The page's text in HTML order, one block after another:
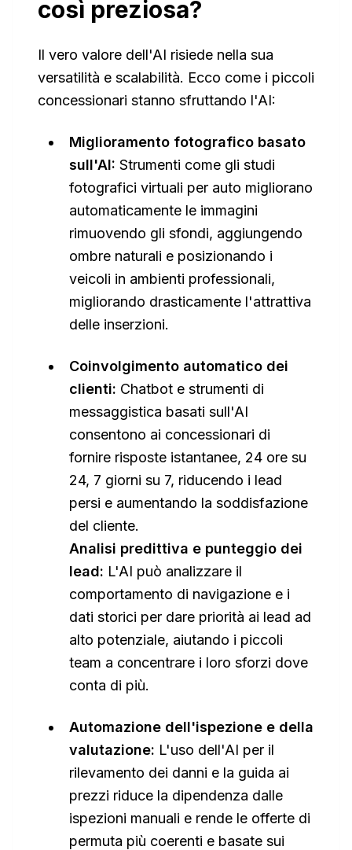
così preziosa?
Il vero valore dell'AI risiede nella sua
versatilità e scalabilità. Ecco come i piccoli
concessionari stanno sfruttando l'AI:
Miglioramento fotografico basato
sull'AI: Strumenti come gli studi
fotografici virtuali per auto migliorano
automaticamente le immagini
rimuovendo gli sfondi, aggiungendo
ombre naturali e posizionando i
veicoli in ambienti professionali,
migliorando drasticamente l'attrattiva
delle inserzioni.
Coinvolgimento automatico dei
clienti: Chatbot e strumenti di
messaggistica basati sull'AI
consentono ai concessionari di
fornire risposte istantanee, 24 ore su
24, 7 giorni su 7, riducendo i lead
persi e aumentando la soddisfazione
del cliente.
Analisi predittiva e punteggio dei
lead: L'AI può analizzare il
comportamento di navigazione e i
dati storici per dare priorità ai lead ad
alto potenziale, aiutando i piccoli
team a concentrare i loro sforzi dove
conta di più.
Automazione dell'ispezione e della
valutazione: L'uso dell'AI per il
rilevamento dei danni e la guida ai
prezzi riduce la dipendenza dalle
ispezioni manuali e rende le offerte di
permuta più coerenti e basate sui